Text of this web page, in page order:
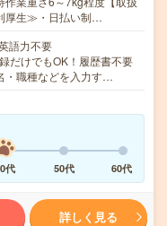
厚生≫・日払い制…
語力不要
だけでもOK！履歴書不要
・職種などを入力す…
代 50代 60代
詳しく見る